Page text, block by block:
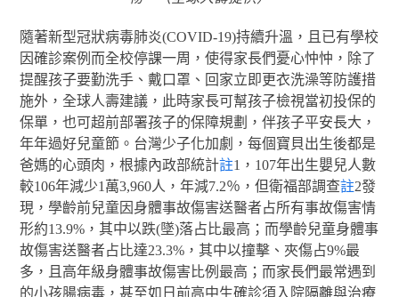
隨著新型冠狀病毒肺炎(COVID-19)持續升溫，且已有學校
因確診案例而全校停課一周，使得家長們憂心忡忡，除了
提醒孩子要勤洗手、戴口罩、回家立即更衣洗澡等防護措
施外，全球人壽建議，此時家長可幫孩子檢視當初投保的
保單，也可超前部署孩子的保障規劃，伴孩子平安長大，
年年過好兒童節。台灣少子化加劇，每個寶貝出生後都是
爸媽的心頭肉，根據內政部統計註1，107年出生嬰兒人數
較106年減少1萬3,960人，年減7.2％，但衛福部調查註2發
現，學齡前兒童因身體事故傷害送醫者占所有事故傷害情
形約13.9%，其中以跌(墜)落占比最高；而學齡兒童身體事
故傷害送醫者占比達23.3%，其中以撞擊、夾傷占9%最
多，且高年級身體事故傷害比例最高；而家長們最常遇到
的小孩腸病毒，甚至如日前高中生確診須入院隔離與治療